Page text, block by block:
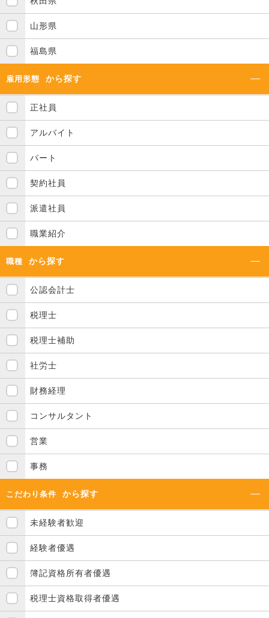
山形県
福島県
雇用形態 から探す
正社員
アルバイト
パート
契約社員
派遣社員
職業紹介
職種 から探す
公認会計士
税理士
税理士補助
社労士
財務経理
コンサルタント
営業
事務
こだわり条件 から探す
未経験者歓迎
経験者優遇
簿記資格所有者優遇
税理士資格取得者優遇